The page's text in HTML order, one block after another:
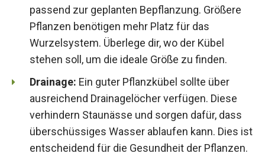
passend zur geplanten Bepflanzung. Größere
Pflanzen benötigen mehr Platz für das
Wurzelsystem. Überlege dir, wo der Kübel
stehen soll, um die ideale Größe zu finden.
Drainage: Ein guter Pflanzkübel sollte über
ausreichend Drainagelöcher verfügen. Diese
verhindern Staunässe und sorgen dafür, dass
überschüssiges Wasser ablaufen kann. Dies ist
entscheidend für die Gesundheit der Pflanzen.